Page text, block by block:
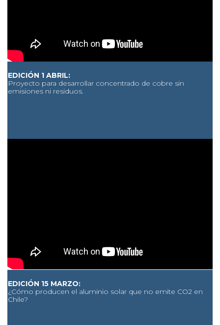
EDICIÓN 1 ABRIL:
Proyecto para desarrollar concentrado de cobre sin
emisiones ni residuos.
EDICIÓN 15 MARZO:
¿Cómo producen el aluminio solar que no emite CO2 en
Chile?